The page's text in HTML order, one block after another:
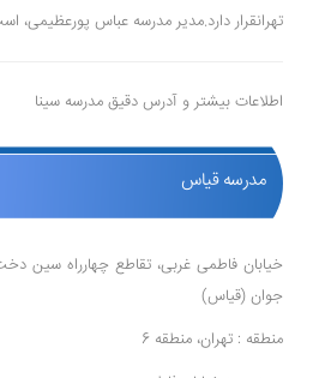
تهرانقرار دارد.مدیر مدرسه عباس پورعظیمی،
اطلاعات بیشتر و آدرس دقیق مدرسه سینا
مدرسه قیاس
خیابان فاطمی غربی، تقاطع چهارراه سین
جوان (قیاس)
منطقه : تهران، منطقه 6